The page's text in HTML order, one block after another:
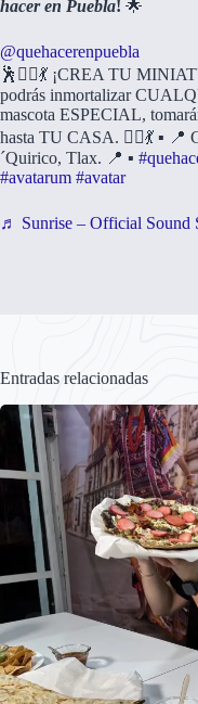
hacer en Puebla! 🌟
@quehacerenpuebla
🕺👰‍♀️💃 ¡CREA TU
podrás inmortalizar
mascota ESPECIAL,
hasta TU CASA. 👰‍♀️💃 ▪️ 📍
´Quirico, Tlax. 📍 ▪️
#avatarum #avatar
♬ Sunrise – Official Sound
Entradas relacionadas